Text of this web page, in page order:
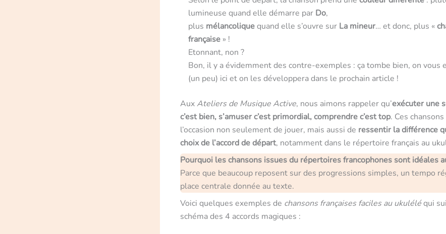
lumineuse quand elle démarre par Do,
plus mélancoliquequand elle s’ouvre sur La mineur… et donc, plus «
française » !
Etonnant, non ?
Bon, il y a évidemment des contre-exemples : ça tombe bien, on vous
(un peu) ici et on les développera dans le prochain article !
AuxAteliers de Musique Active, nous aimons rappeler qu’exécuter une
c’est bien, s’amuser c’est primordial, comprendre c’est top. Ces
l’occasion non seulement de jouer, mais aussi de ressentir la différence
choix de l’accord de départ, notamment dans le répertoire français au
Pourquoi les chansons issues du répertoires francophones sont idéales
Parce que beaucoup reposent sur des progressions simples, un tempo
place centrale donnée au texte.
Voici quelques exemples de chansons françaises faciles au ukuléléqui
schéma des 4 accords magiques :